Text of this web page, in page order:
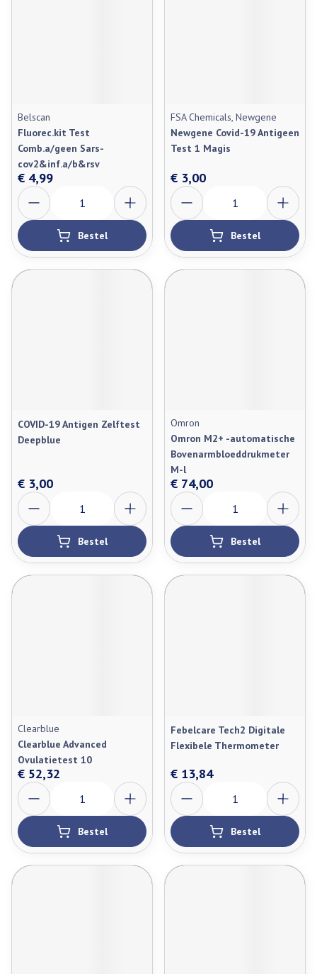
Belscan
Fluorec.kit Test
Comb.a/geen Sars-
cov2&inf.a/b&rsv
€ 4,99
Aantal
Bestel
FSA Chemicals, Newgene
Newgene Covid-19 Antigeen
Test 1 Magis
€ 3,00
Aantal
Bestel
COVID-19 Antigen Zelftest
Deepblue
€ 3,00
Aantal
Bestel
Omron
Omron M2+ -automatische
Bovenarmbloeddrukmeter
M-l
€ 74,00
Aantal
Bestel
Clearblue
Clearblue Advanced
Ovulatietest 10
€ 52,32
Aantal
Bestel
Febelcare Tech2 Digitale
Flexibele Thermometer
€ 13,84
Aantal
Bestel